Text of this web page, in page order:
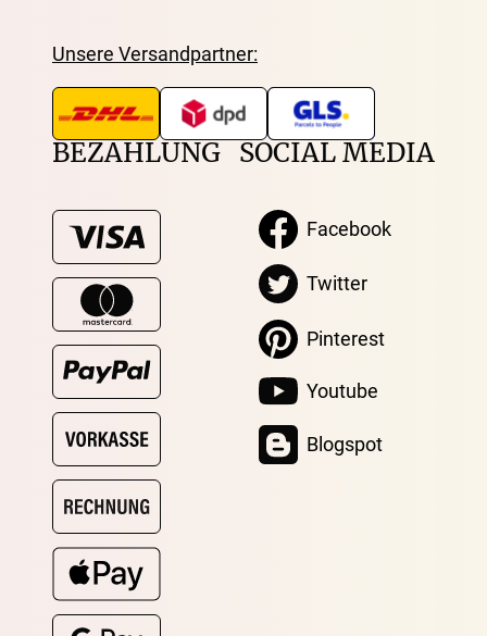
Unsere Versandpartner:
BEZAHLUNG SOCIAL MEDIA
Facebook
Twitter
Pinterest
Youtube
Blogspot